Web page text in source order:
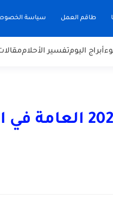
طاقم العمل سياسة
أبراج اليومتفسير الأحلام
أبراج اليوم الأربعاء 28 يناير